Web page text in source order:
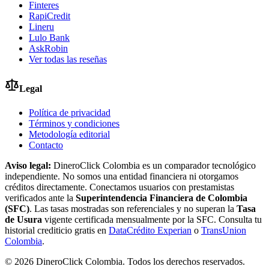
Finteres
RapiCredit
Lineru
Lulo Bank
AskRobin
Ver todas las reseñas
Legal
Política de privacidad
Términos y condiciones
Metodología editorial
Contacto
Aviso legal: DineroClick Colombia es un comparador tecnológico
independiente. No somos una entidad financiera ni otorgamos
créditos directamente. Conectamos usuarios con prestamistas
verificados ante la Superintendencia Financiera de Colombia
(SFC). Las tasas mostradas son referenciales y no superan la Tasa
de Usura vigente certificada mensualmente por la SFC. Consulta tu
historial crediticio gratis en DataCrédito Experian o TransUnion
Colombia.
© 2026 DineroClick Colombia. Todos los derechos reservados.